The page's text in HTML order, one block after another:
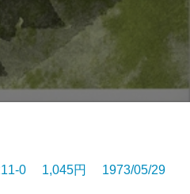
0 1,045円 1973/05/29